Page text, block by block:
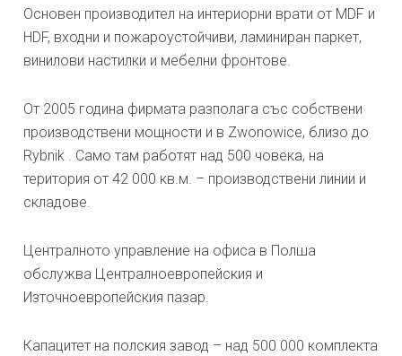
Основен производител на интериорни врати от MDF и
HDF, входни и пожароустойчиви, ламиниран паркет,
винилови настилки и мебелни фронтове.
От 2005 година фирмата разполага със собствени
производствени мощности и в Zwonowice, близо до
Rybnik . Само там работят над 500 човека, на
територия от 42 000 кв.м. – производствени линии и
складове.
Централното управление на офиса в Полша
обслужва Централноевропейския и
Източноевропейския пазар.
Капацитет на полския завод – над 500 000 комплекта